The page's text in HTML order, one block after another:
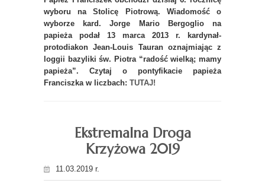
wyboru na Stolicę Piotrową. Wiadomość o
wyborze kard. Jorge Mario Bergoglio na
papieża podał 13 marca 2013 r. kardynał-
protodiakon Jean-Louis Tauran oznajmiając z
loggii bazyliki św. Piotra “radość wielką; mamy
papieża”. Czytaj o pontyfikacie papieża
Franciszka w liczbach: TUTAJ!
Ekstremalna Droga
Krzyżowa 2019
11.03.2019 r.